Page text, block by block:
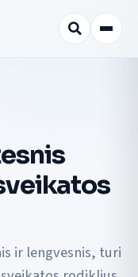
ir lengvesnis, turi